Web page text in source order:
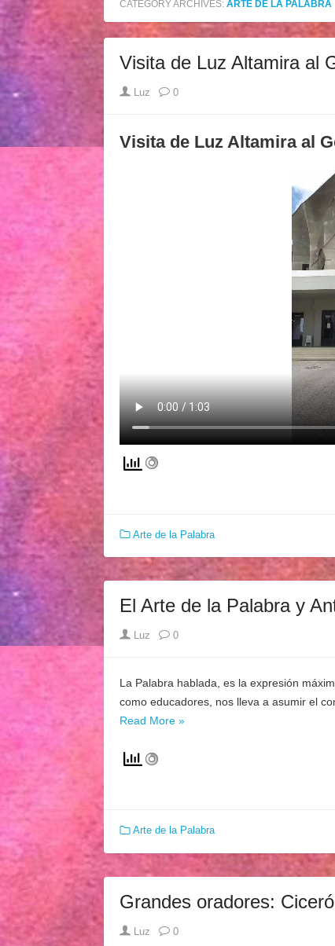
CATEGORY ARCHIVES: ARTE DE LA PALABRA
Visita de Luz Altamira al
Author
Luz 0
Visita de Luz Altamira al
Arte de la Palabra
El Arte de la Palabra y
Author
Luz 0
La Palabra hablada, es la expresión
como educadores, nos lleva a asumir el
Read More »
Arte de la Palabra
Grandes oradores:
Author
Luz 0